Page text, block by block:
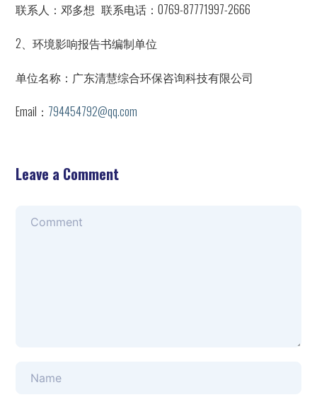
联系人：邓多想 联系电话：0769-87771997-2666
2、环境影响报告书编制单位
单位名称：广东清慧综合环保咨询科技有限公司
Email： 794454792@qq.com
Leave a Comment